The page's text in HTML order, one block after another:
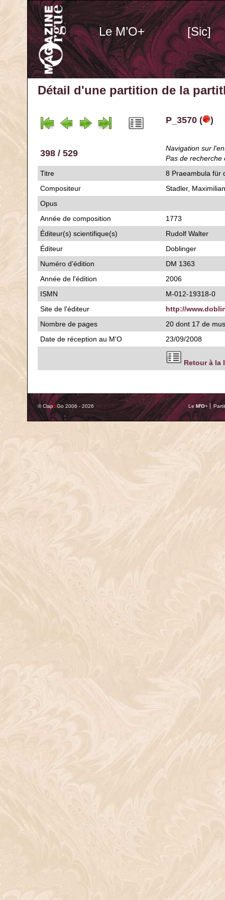
Le M’O+ [Sic]
Détail d'une partition de la
P_3570 ( )
398 / 529
Navigation sur
Pas de recherche
Titre
8 Praeambula für
Compositeur
Stadler, Maximilian
Opus
Année de composition
1773
Éditeur(s) scientifique(s)
Rudolf Walter
Éditeur
Doblinger
Numéro d'édition
DM 1363
Année de l'édition
2006
ISMN
M-012-19318-0
Site de l'éditeur
http://
Nombre de pages
20 dont 17 de
Date de réception au M'O
23/09/2008
Retour à la
© Clap&Go 2006 - 2026 Le M'O+ ⎢